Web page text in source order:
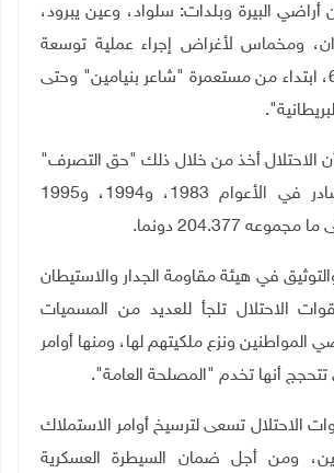
من أراضي البيرة وبلدات: سلواد، وعين يبرود،
ومخماس لأغراض إجراء عملية توسعة
على شارع رقم 60، ابتداء من مستعمرة "شاعر بنيامين" وحتى
أن الاحتلال أخذ من خلال ذلك "حق التصرف"
بأمر استملاك صادر في الأعوام 1983، و1994، و1995
204.377 دونما
.
في هيئة مقاومة الجدار والاستيطان
الاحتلال تلجأ للعديد من المسميات
المواطنين ونزع ملكيتهم لها، ومنها أوامر
تتحجج أنها تخدم "المصلحة العامة".
الاحتلال تسعى لترسيخ أوامر الاستملاك
ومن أجل ضمان السيطرة العسكرية